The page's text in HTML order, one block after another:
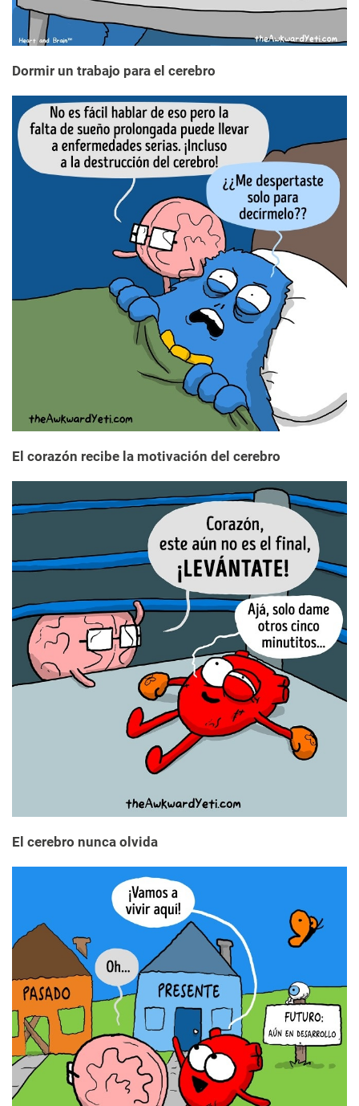
Dormir un trabajo para el cerebro
El corazón recibe la motivación del cerebro
El cerebro nunca olvida